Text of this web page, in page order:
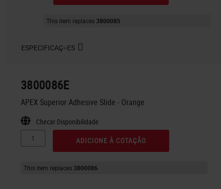
This item replaces3800085
ESPECIFICAÇ÷ES
3800086E
APEX Superior Adhesive Slide - Orange
Checar Disponibilidade
ADICIONE À COTAÇÃO
This item replaces3800086